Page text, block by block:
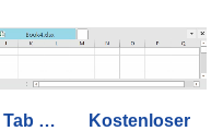
Tab …
Kostenloser